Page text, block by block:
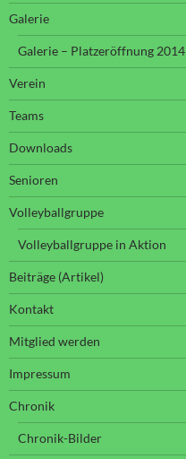
Galerie
Galerie – Platzeröffnung 2014
Verein
Teams
Downloads
Senioren
Volleyballgruppe
Volleyballgruppe in Aktion
Beiträge (Artikel)
Kontakt
Mitglied werden
Impressum
Chronik
Chronik-Bilder